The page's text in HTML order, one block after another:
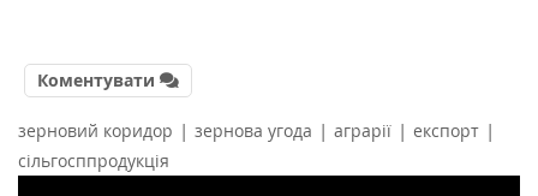
Коментувати
зерновий коридор | зернова угода | аграрії | експорт |
сільгосппродукція